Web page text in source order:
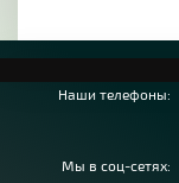
Наши телефоны:
Мы в соц-сетях: